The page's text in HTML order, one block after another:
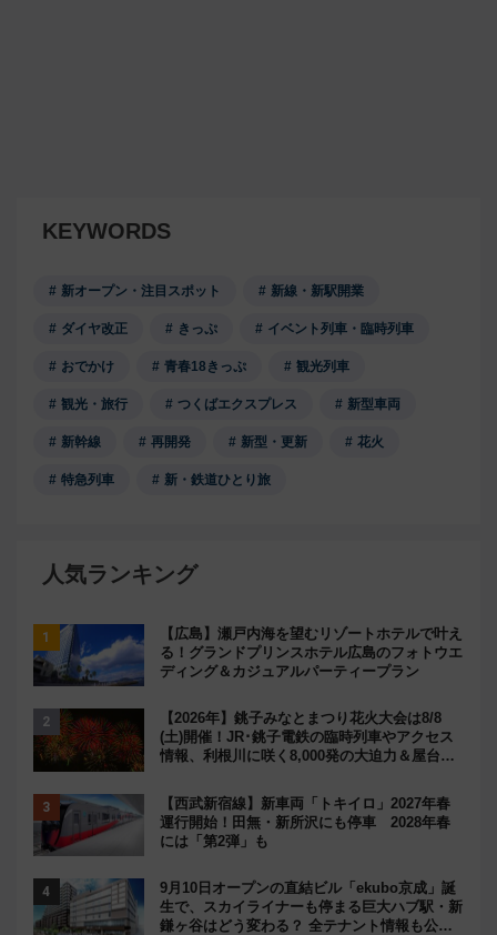
KEYWORDS
新オープン・注目スポット 新線・新駅開業
ダイヤ改正 きっぷ イベント列車・臨時列車
おでかけ 青春18きっぷ 観光列車
観光・旅行 つくばエクスプレス 新型車両
新幹線 再開発 新型・更新 花火
特急列車 新・鉄道ひとり旅
人気ランキング
【広島】瀬戸内海を望むリゾートホテルで叶え
る！グランドプリンスホテル広島のフォトウエ
ディング＆カジュアルパーティープラン
【2026年】銚子みなとまつり花火大会は8/8
(土)開催！JR･銚子電鉄の臨時列車やアクセス
情報、利根川に咲く8,000発の大迫力＆屋台を
【西武新宿線】新車両「トキイロ」2027年春
運行開始！田無・新所沢にも停車 2028年春
には「第2弾」も
9月10日オープンの直結ビル「ekubo京成」誕
生で、スカイライナーも停まる巨大ハブ駅・新
鎌ヶ谷はどう変わる？ 全テナント情報も公